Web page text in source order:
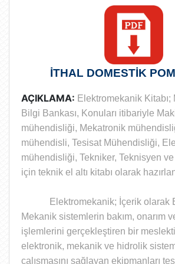
İTHAL DOMESTİK
AÇIKLAMA: Elektromekanik
Bilgi Bankası, Konuları itibariyle
mühendisliği, Mekatronik
mühendisli, Tesisat Mühendisliği,
mühendisliği, Tekniker, Teknisyen ve
için teknik el altı kitabı olarak
Elektromekanik; İçerik olarak
Mekanik sistemlerin bakım, onarım
işlemlerini gerçekleştiren bir
elektronik, mekanik ve hidrolik
çalışmasını sağlayan ekipmanları